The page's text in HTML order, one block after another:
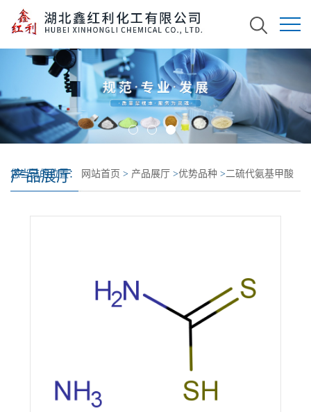
产品展厅
您当前的位置： 网站首页 > 产品展厅 >优势品种 >二硫代氨基甲酸